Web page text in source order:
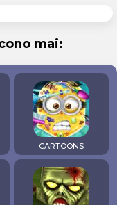
mai:
CARTOONS